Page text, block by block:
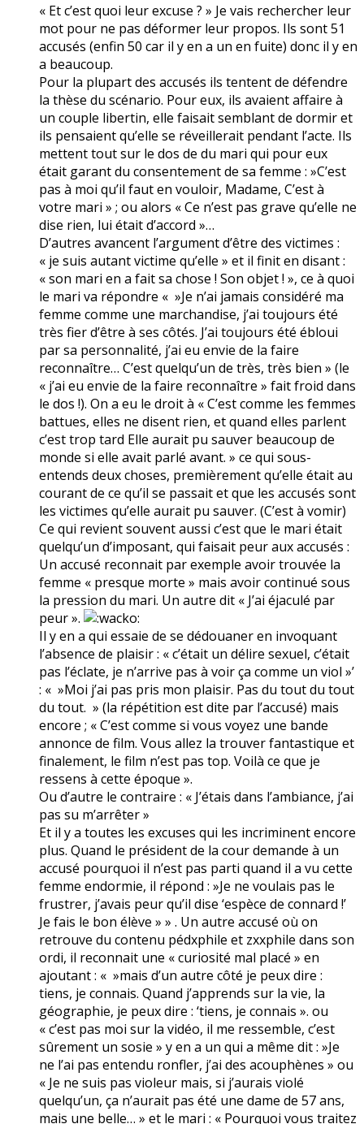
« Et c’est quoi leur excuse ? » Je vais rechercher leur
mot pour ne pas déformer leur propos. Ils sont 51
accusés (enfin 50 car il y en a un en fuite) donc il y en
a beaucoup.
Pour la plupart des accusés ils tentent de défendre
la thèse du scénario. Pour eux, ils avaient affaire à
un couple libertin, elle faisait semblant de dormir et
ils pensaient qu’elle se réveillerait pendant l’acte. Ils
mettent tout sur le dos de du mari qui pour eux
était garant du consentement de sa femme : »C’est
pas à moi qu’il faut en vouloir, Madame, C’est à
votre mari » ; ou alors « Ce n’est pas grave qu’elle ne
dise rien, lui était d’accord »…
D’autres avancent l’argument d’être des victimes :
« je suis autant victime qu’elle » et il finit en disant :
« son mari en a fait sa chose ! Son objet ! », ce à quoi
le mari va répondre « »Je n’ai jamais considéré ma
femme comme une marchandise, j’ai toujours été
très fier d’être à ses côtés. J’ai toujours été ébloui
par sa personnalité, j’ai eu envie de la faire
reconnaître… C’est quelqu’un de très, très bien » (le
« j’ai eu envie de la faire reconnaître » fait froid dans
le dos !). On a eu le droit à « C’est comme les femmes
battues, elles ne disent rien, et quand elles parlent
c’est trop tard Elle aurait pu sauver beaucoup de
monde si elle avait parlé avant. » ce qui sous-
entends deux choses, premièrement qu’elle était au
courant de ce qu’il se passait et que les accusés sont
les victimes qu’elle aurait pu sauver. (C’est à vomir)
Ce qui revient souvent aussi c’est que le mari était
quelqu’un d’imposant, qui faisait peur aux accusés :
Un accusé reconnait par exemple avoir trouvée la
femme « presque morte » mais avoir continué sous
la pression du mari. Un autre dit « J’ai éjaculé par
peur ».
Il y en a qui essaie de se dédouaner en invoquant
l’absence de plaisir : « c’était un délire sexuel, c’était
pas l’éclate, je n’arrive pas à voir ça comme un viol »’
: « »Moi j’ai pas pris mon plaisir. Pas du tout du tout
du tout. » (la répétition est dite par l’accusé) mais
encore ; « C’est comme si vous voyez une bande
annonce de film. Vous allez la trouver fantastique et
finalement, le film n’est pas top. Voilà ce que je
ressens à cette époque ».
Ou d’autre le contraire : « J’étais dans l’ambiance, j’ai
pas su m’arrêter »
Et il y a toutes les excuses qui les incriminent encore
plus. Quand le président de la cour demande à un
accusé pourquoi il n’est pas parti quand il a vu cette
femme endormie, il répond : »Je ne voulais pas le
frustrer, j’avais peur qu’il dise ‘espèce de connard !’
Je fais le bon élève » » . Un autre accusé où on
retrouve du contenu pédxphile et zxxphile dans son
ordi, il reconnait une « curiosité mal placé » en
ajoutant : « »mais d’un autre côté je peux dire :
tiens, je connais. Quand j’apprends sur la vie, la
géographie, je peux dire : ‘tiens, je connais ». ou
« c’est pas moi sur la vidéo, il me ressemble, c’est
sûrement un sosie » y en a un qui a même dit : »Je
ne l’ai pas entendu ronfler, j’ai des acouphènes » ou
« Je ne suis pas violeur mais, si j’aurais violé
quelqu’un, ça n’aurait pas été une dame de 57 ans,
mais une belle… » et le mari : « Pourquoi vous traitez